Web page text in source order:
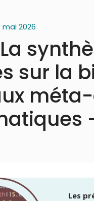
mai 2026
sur la
Les